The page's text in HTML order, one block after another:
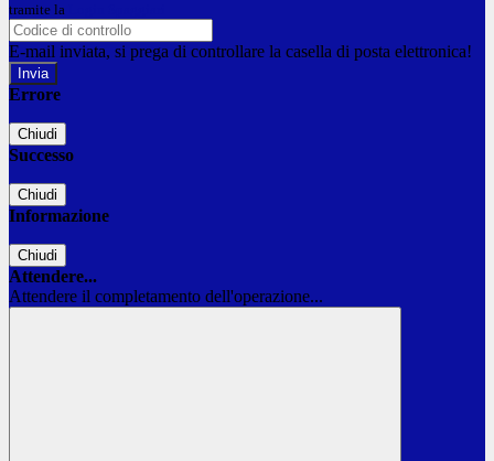
tramite la
E-mail inviata, si prega di controllare la casella di posta elettronica!
Errore
Chiudi
Successo
Chiudi
Informazione
Chiudi
Attendere...
Attendere il completamento dell'operazione...